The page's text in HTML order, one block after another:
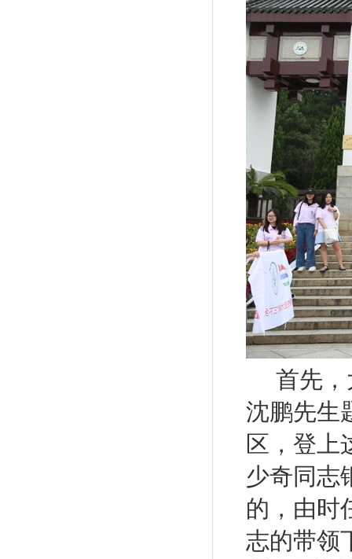
首先
沈鹏先生
区，登上
少奇同志
的，由时
志的带领